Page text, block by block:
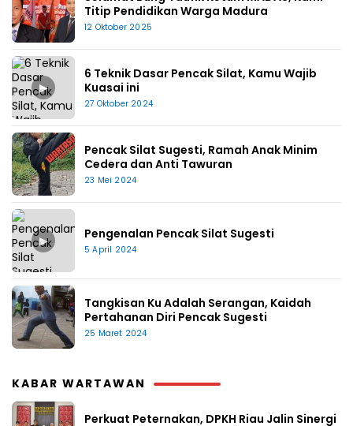
Titip Pendidikan Warga Madura
12 Oktober 2025
▶
6 Teknik Dasar Pencak Silat, Kamu Wajib
Kuasai ini
27 Oktober 2024
Pencak Silat Sugesti, Ramah Anak Minim
Cedera dan Anti Tawuran
23 Mei 2024
▶ Pengenalan Pencak Silat Sugesti
5 April 2024
Tangkisan Ku Adalah Serangan, Kaidah
Pertahanan Diri Pencak Sugesti
25 Maret 2024
KABAR WARTAWAN
Perkuat Peternakan, DPKH Riau Jalin Sinergi